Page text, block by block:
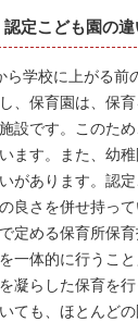
定こども園の違
学校に上がる前
、保育園は、保
設です。このた
ます。また、幼
があります。認
良さを併せ持って
定める保育所保
一体的に行うこ
凝らした保育を行
ても、ほとんど